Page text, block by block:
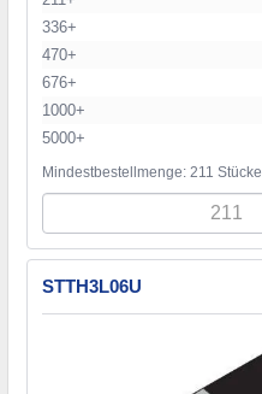
336+
470+
676+
1000+
5000+
Mindestbestellmenge: 211 Stücke
STTH3L06U